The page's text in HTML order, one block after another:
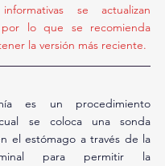
se actualizan
por lo que se recomienda
la versión más reciente.
es un procedimiento
se coloca una sonda
el estómago a través de la
para permitir la